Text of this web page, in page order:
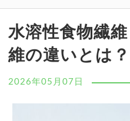
水溶性食物繊
維の違いとは？
2026年05月07日